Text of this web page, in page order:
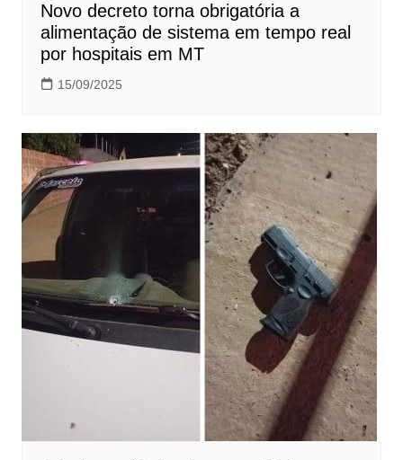
Novo decreto torna obrigatória a
alimentação de sistema em tempo real
por hospitais em MT
15/09/2025